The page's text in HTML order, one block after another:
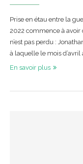
Prise en étau entre la
2022 commence à avoir
n’est pas perdu :
à laquelle le mois d’avril
En savoir plus